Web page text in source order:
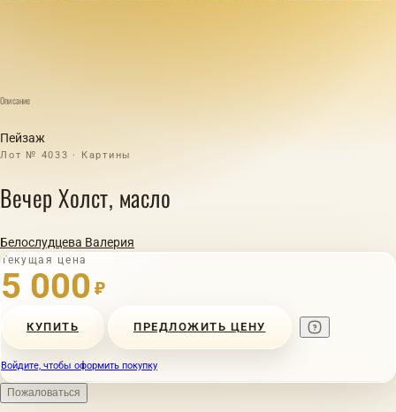
Описание
Пейзаж
Лот № 4033 · Картины
Вечер Холст, масло
Белослудцева Валерия
Текущая цена
5 000 ₽
КУПИТЬ ПРЕДЛОЖИТЬ ЦЕНУ
Войдите, чтобы оформить покупку
Пожаловаться